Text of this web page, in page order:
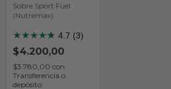
Sobre Sport Fuel
(Nutremax)
★★★★★
★ 4.7 (3)
$4.200,00
$3.780,00 con
Transferencia o
depósito